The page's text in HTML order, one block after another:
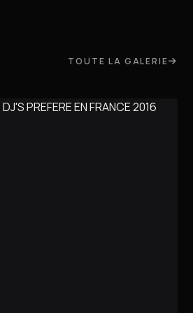
TOUTE LA GALERIE